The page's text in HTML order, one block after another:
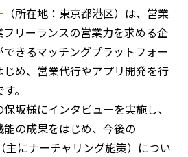
（所在地：東京都港区）は、営業
リーランスの営業力を求める企
きるマッチングプラットフォー
じめ、営業代行やアプリ開発を行
。
坂様にインタビューを実施し、
の成果をはじめ、今後の
主にナーチャリング施策）につい